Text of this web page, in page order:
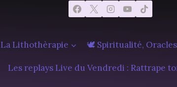
Lithothèrapie 🕊️ Spiritualité,
Les replays Live du Vendredi : Rattrape